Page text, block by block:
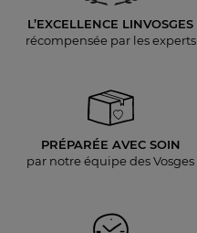
L’EXCELLENCE LINVOSGES
récompensée par les experts
PRÉPARÉE AVEC SOIN
par notre équipe des Vosges